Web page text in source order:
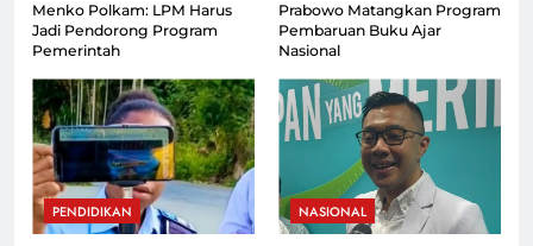
Menko Polkam: LPM Harus
Jadi Pendorong Program
Pemerintah
Prabowo Matangkan Program
Pembaruan Buku Ajar
Nasional
PENDIDIKAN NASIONAL